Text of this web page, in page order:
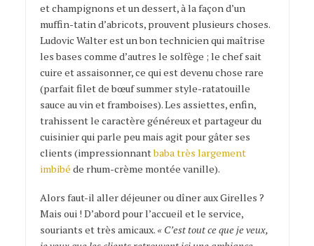
et champignons et un dessert, à la façon d’un
muffin-tatin d’abricots, prouvent plusieurs choses.
Ludovic Walter est un bon technicien qui maîtrise
les bases comme d’autres le solfège ; le chef sait
cuire et assaisonner, ce qui est devenu chose rare
(parfait filet de bœuf summer style-ratatouille
sauce au vin et framboises). Les assiettes, enfin,
trahissent le caractère généreux et partageur du
cuisinier qui parle peu mais agit pour gâter ses
clients (impressionnantbaba très largement
imbibé de rhum-crème montée vanille).
Alors faut-il aller déjeuner ou dîner aux Girelles ?
Mais oui ! D’abord pour l’accueil et le service,
souriants et très amicaux. « C’est tout ce que je veux,